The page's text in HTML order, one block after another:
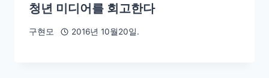
청년 미디어를 회고한다
구현모 2016년 10월20일.